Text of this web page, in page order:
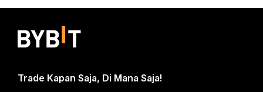
Trade Kapan Saja, Di Mana Saja!